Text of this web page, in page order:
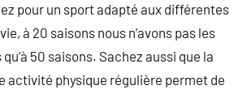
pour un sport adapté aux différentes
à 20 saisons nous n’avons pas les
50 saisons. Sachez aussi que la
activité physique régulière permet de